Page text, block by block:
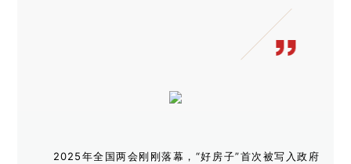
2025年全国两会刚刚落幕，“好房子”首次被写入政府